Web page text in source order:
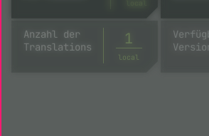
Anzahl der
Translations
1
local